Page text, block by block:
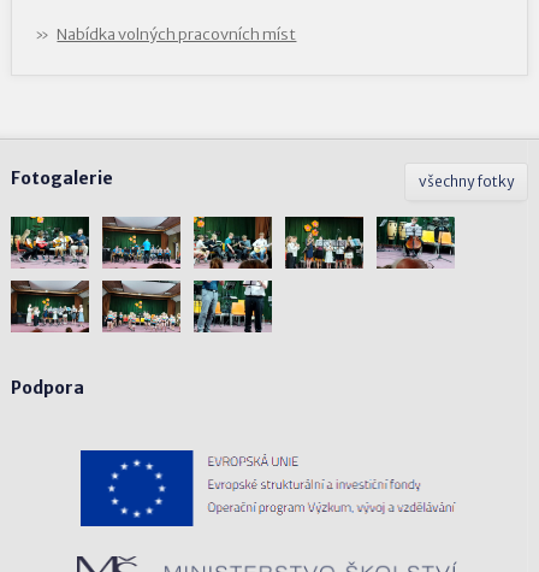
Nabídka volných pracovních míst
všechny fotky
Fotogalerie
Podpora